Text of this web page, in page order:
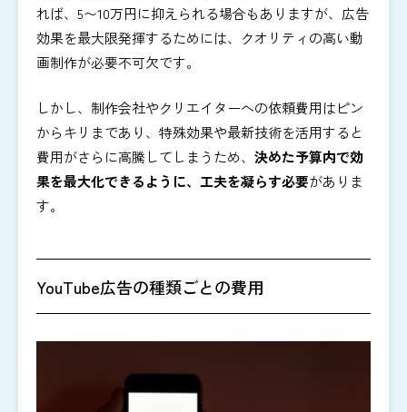
れば、5〜10万円に抑えられる場合もありますが、広告
効果を最大限発揮するためには、クオリティの高い動
画制作が必要不可欠です。
しかし、制作会社やクリエイターへの依頼費用はピン
からキリまであり、特殊効果や最新技術を活用すると
費用がさらに高騰してしまうため、 決めた予算内で効
果を最大化できるように、工夫を凝らす必要がありま
す。
YouTube広告の種類ごとの費用